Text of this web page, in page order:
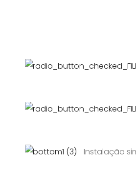
Instalação